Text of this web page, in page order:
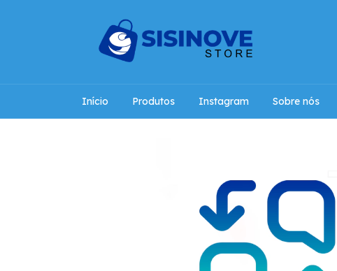
Início Produtos Instagram Sobre nós